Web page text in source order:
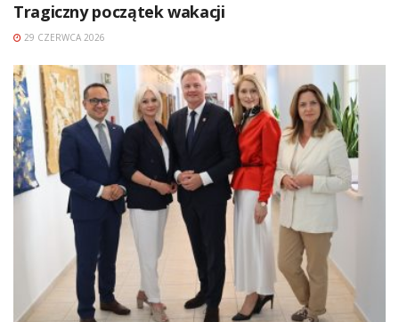
Tragiczny początek wakacji
29 CZERWCA 2026